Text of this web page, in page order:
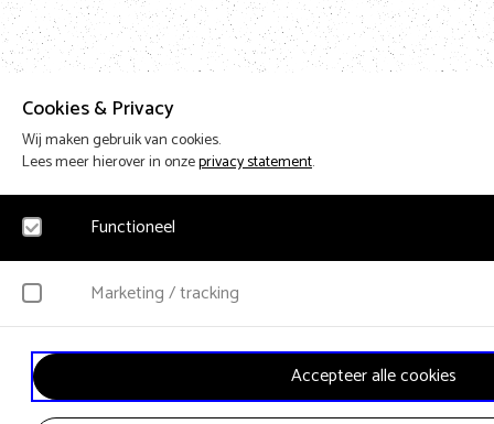
Cookies & Privacy
Wij maken gebruik van cookies.
Lees meer hierover in onzeprivacy statement.
Functioneel
Noodzakelijk
worden geen persoonsgegevens verzameld.
Marketing / tracking
YouTube
Klikgedrag, bekeken video’s en aangepaste voorkeuren worden verzameld.
wordt gebruikt voor advertenties.
Accepteer alle cookies